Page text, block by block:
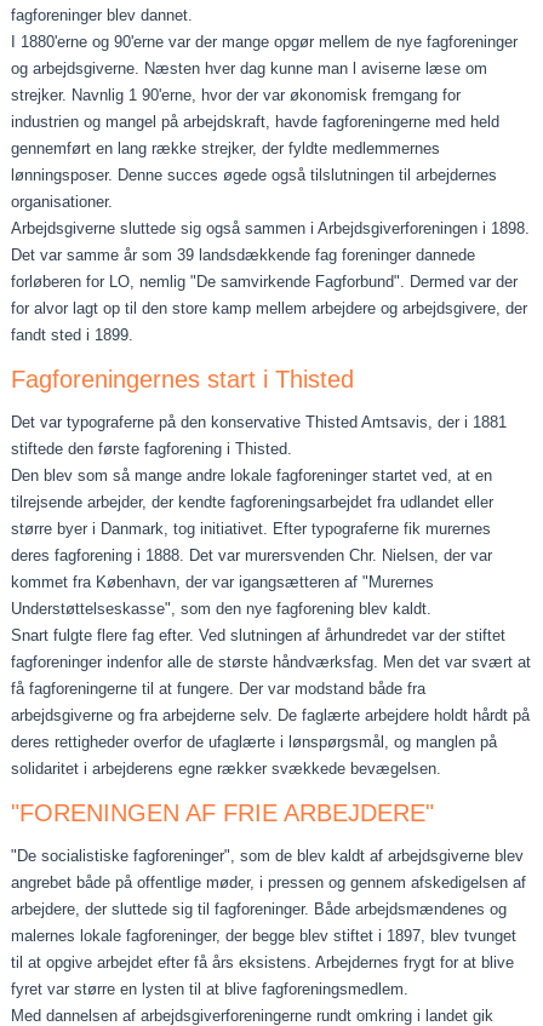
fagforeninger blev dannet.
I 1880'erne og 90'erne var der mange opgør mellem de nye fagforeninger
og arbejdsgiverne. Næsten hver dag kunne man l aviserne læse om
strejker. Navnlig 1 90'erne, hvor der var økonomisk fremgang for
industrien og mangel på arbejds­kraft, havde fagforeningerne med held
gennemført en lang række strejker, der fyldte medlemmernes
lønningsposer. Denne succes øgede også tilslutningen til arbejdernes
organisatio­ner.
Arbejdsgiverne sluttede sig også sammen i Arbejdsgiverforeningen i 1898.
Det var samme år som 39 landsdækkende fag­ foreninger dannede
forløberen for LO, nemlig "De samvirken­de Fagforbund". Dermed var der
for alvor lagt op til den store kamp mellem arbejdere og arbejdsgivere, der
fandt sted i 1899.
Fagforeningernes start i Thisted
Det var typograferne på den konservative Thisted Amtsavis, der i 1881
stiftede den første fagforening i Thisted.
Den blev som så mange andre lokale fagforeninger startet ved, at en
tilrejsende arbejder, der kendte fagforeningsarbej­det fra udlandet eller
større byer i Danmark, tog initiativet. Efter typograferne fik murernes
deres fagforening i 1888. Det var murersvenden Chr. Nielsen, der var
kommet fra København, der var igangsætteren af "Murernes
Understøttelses­kasse", som den nye fagforening blev kaldt.
Snart fulgte flere fag efter. Ved slutningen af århundredet var der stiftet
fagforeninger indenfor alle de største håndværksfag. Men det var svært at
få fagforeningerne til at fungere. Der var modstand både fra
arbejdsgiverne og fra arbejderne selv. De faglærte arbejdere holdt hårdt på
deres rettigheder overfor de ufaglærte i lønspørgsmål, og manglen på
solidaritet i arbejderens egne rækker svækkede bevægelsen.
"FORENINGEN AF FRIE ARBEJDERE"
"De socialistiske fagforeninger", som de blev kaldt af arbejdsgiverne blev
angrebet både på offentlige møder, i pressen og gennem afskedigelsen af
arbejdere, der sluttede sig til fagforeninger. Både arbejdsmændenes og
malernes lokale fagforeninger, der begge blev stiftet i 1897, blev tvunget
til at opgive arbejdet efter få års eksistens. Arbejdernes frygt for at blive
fyret var større en lysten til at blive fagforeningsmedlem.
Med dannelsen af arbejdsgiverforeningerne rundt omkring i landet gik